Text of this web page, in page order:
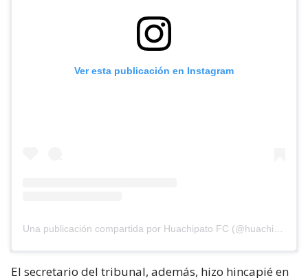
Ver esta publicación en Instagram
El secretario del tribunal, además, hizo hincapié en